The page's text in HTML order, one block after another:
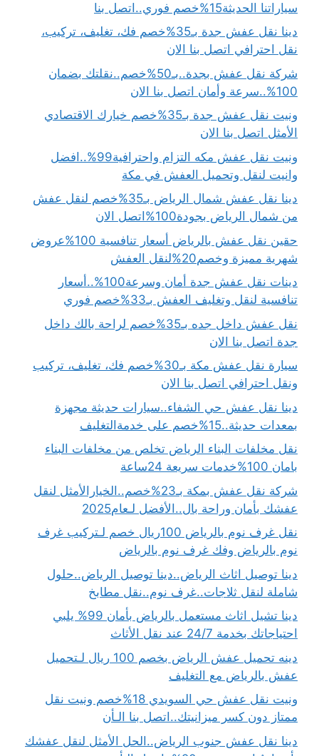
سياراتنا الحديثة15%خصم فوري..اتصل بنا
دينا نقل عفش جدة بـ35%خصم فك، تغليف، تركيب،
نقل احترافي اتصل بنا الان
شركة نقل عفش بجدة..بـ50%خصم..نقلتك بضمان
100%..سرعة وأمان اتصل بنا الان
ونيت نقل عفش جدة بـ35%خصم خيارك الاقتصادي
الأمثل اتصل بنا الان
ونيت نقل عفش مكه التزام واحترافية99%..افضل
وانيت لنقل وتحميل العفش في مكة
دينا نقل عفش شمال الرياض بـ35%خصم لنقل عفش
من شمال الرياض بجودة100%اتصل الان
حقين نقل عفش بالرياض أسعار تنافسية 100%عروض
شهرية مميزة وخصم20%لنقل العفش
دينات نقل عفش جدة أمان وسرعة100%..أسعار
تنافسية لنقل وتغليف العفش بـ33%خصم فوري
نقل عفش داخل جده بـ35%خصم لراحة بالك داخل
جدة اتصل بنا الان
سيارة نقل عفش مكة بـ30%خصم فك، تغليف، تركيب
ونقل احترافي اتصل بنا الان
دينا نقل عفش حي الشفاء..سيارات حديثة مجهزة
بمعدات حديثة..15%خصم على خدمةالتغليف
نقل مخلفات البناء الرياض تخلص من مخلفات البناء
بامان 100%خدمات سريعة 24ساعة
شركة نقل عفش بمكة بـ23%خصم..الخيارالأمثل لنقل
عفشك بأمان وراحة بال..الأفضل لـعام2025
نقل غرف نوم بالرياض 100ريال خصم لـتركيب غرف
نوم بالرياض وفك غرف نوم بالرياض
دينا توصيل اثاث الرياض..دينا توصيل الرياض..حلول
شاملة لنقل ثلاجات..غرف نوم..نقل مطابخ
دينا تشيل اثاث مستعمل بالرياض بأمان 99% يلبي
احتياجاتك بخدمة 24/7 عند نقل الأثاث
دينه تحميل عفش الرياض بخصم 100 ريال لـتحميل
عفش بالرياض مع التغليف
ونيت نقل عفش حي السويدي 18%خصم ونيت نقل
ممتاز دون كسر ميزانيتك..اتصل بنا الـأن
دينا نقل عفش جنوب الرياض..الحل الأمثل لنقل عفشك